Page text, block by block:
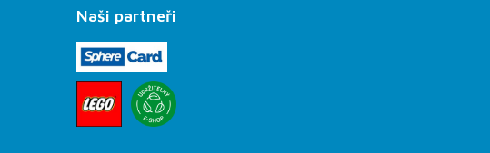
Naši partneři